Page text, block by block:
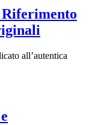
all’autentica